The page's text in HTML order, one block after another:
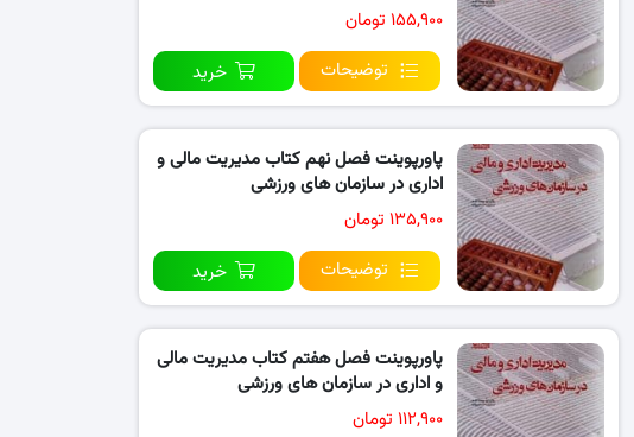
۱۵۵,۹۰۰ تومان
توضیحات
خرید
پاورپوینت فصل نهم کتاب مدیریت مالی و
اداری در سازمان های ورزشی
۱۳۵,۹۰۰ تومان
توضیحات
خرید
پاورپوینت فصل هفتم کتاب مدیریت مالی
و اداری در سازمان های ورزشی
۱۱۲,۹۰۰ تومان